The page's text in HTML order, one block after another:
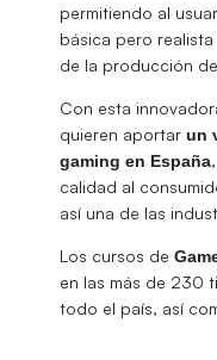
permitiendo al
básica pero
de la producción
Con esta
quieren aportar un
gaming en España
calidad al
así una de las
Los cursos de
en las más de 230
todo el país, así